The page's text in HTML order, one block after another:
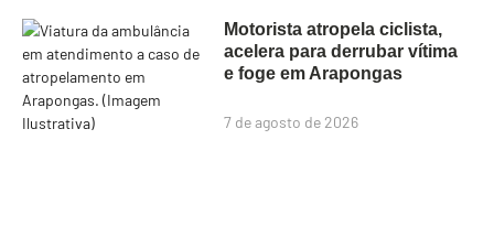
Motorista atropela ciclista,
acelera para derrubar vítima
e foge em Arapongas
7 de agosto de 2026